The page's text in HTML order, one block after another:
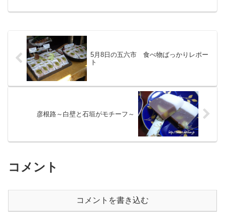
5月8日の五六市 食べ物ばっかりレポー
ト
彦根路～白壁と石垣がモチーフ～
コメント
コメントを書き込む